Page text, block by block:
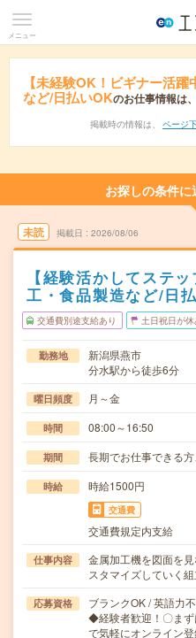
メニュー
【未経験OK！ビギナー活
など/日払いOKのお仕事情報は
掲載時の情報は、 ページ
お探しの条件
未読 掲載日 2026/08/06
【経験活かしてステ
工・食品製造など/日
交通費別途支給あり 土日祝日が休
勤務地
新潟県燕市
分水駅から徒歩6分
曜日頻度 月～金
時間 08:00～16:50
期間 長期でお仕事できる方
時給 時給1500円
交通費
交通費規定内支給
仕事内容
金属加工機を図面を
スタマイズしていく
応募資格
ブランクOK / 英語力
◆経験者歓迎！〇まず
で気軽にオンライン